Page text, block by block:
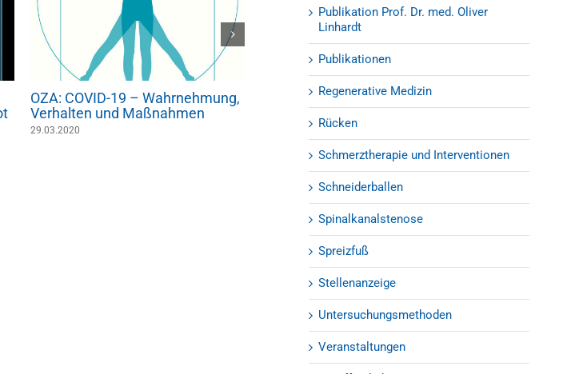
OZA: COVID-19 – Wahrnehmung,
Verhalten und Maßnahmen
29.03.2020
OZA Update 2019 – Orthopädie-
0 Kommentare
Sprunggelenk
Publikation Prof. Dr. med. Oliver
Linhardt
Publikationen
Regenerative Medizin
Rücken
Schmerztherapie und Interventionen
Schneiderballen
Spinalkanalstenose
Spreizfuß
Stellenanzeige
Untersuchungsmethoden
Veranstaltungen